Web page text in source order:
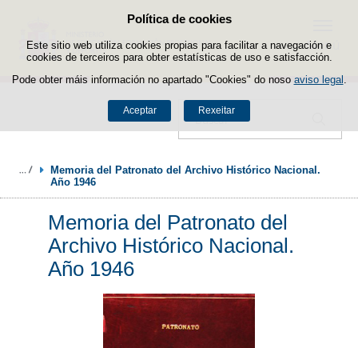
Política de cookies
Este sitio web utiliza cookies propias para facilitar a navegación e
cookies de terceiros para obter estatísticas de uso e satisfacción.
Pode obter máis información no apartado "Cookies" do noso aviso legal
Aceptar Rexeitar
Saltar ao contido
Buscador
Menú
Memoria del Patronato del Archivo Histórico Nacional.
Año 1946
Memoria del Patronato del
Archivo Histórico Nacional.
Año 1946